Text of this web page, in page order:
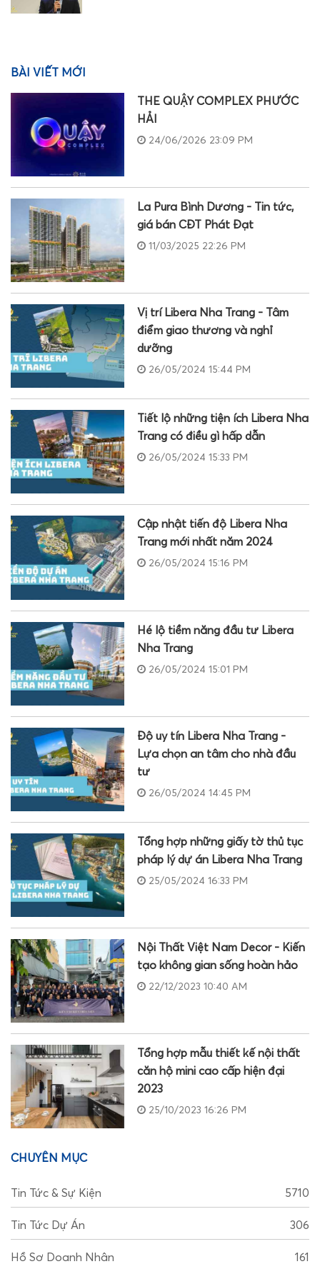
BÀI VIẾT MỚI
THE QUẬY COMPLEX PHƯỚC
HẢI
24/06/2026 23:09 PM
La Pura Bình Dương - Tin tức,
giá bán CĐT Phát Đạt
11/03/2025 22:26 PM
Vị trí Libera Nha Trang - Tâm
điểm giao thương và nghỉ
dưỡng
26/05/2024 15:44 PM
Tiết lộ những tiện ích Libera Nha
Trang có điều gì hấp dẫn
26/05/2024 15:33 PM
Cập nhật tiến độ Libera Nha
Trang mới nhất năm 2024
26/05/2024 15:16 PM
Hé lộ tiềm năng đầu tư Libera
Nha Trang
26/05/2024 15:01 PM
Độ uy tín Libera Nha Trang -
Lựa chọn an tâm cho nhà đầu
tư
26/05/2024 14:45 PM
Tổng hợp những giấy tờ thủ tục
pháp lý dự án Libera Nha Trang
25/05/2024 16:33 PM
Nội Thất Việt Nam Decor - Kiến
tạo không gian sống hoàn hảo
22/12/2023 10:40 AM
Tổng hợp mẫu thiết kế nội thất
căn hộ mini cao cấp hiện đại
2023
25/10/2023 16:26 PM
CHUYÊN MỤC
Tin Tức & Sự Kiện 5710
Tin Tức Dự Án 306
Hồ Sơ Doanh Nhân 161